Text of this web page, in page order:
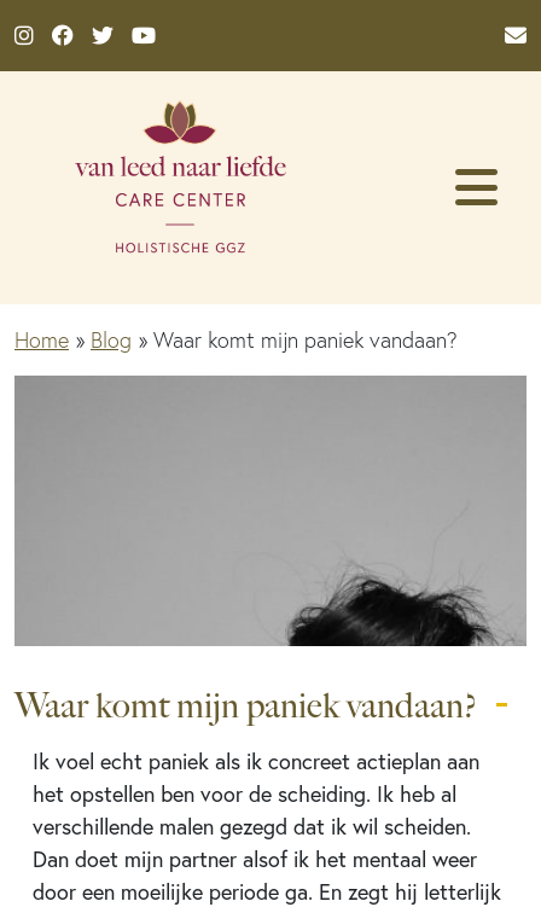
Home » Blog » Waar komt mijn paniek vandaan?
Waar komt mijn paniek vandaan?
Ik voel echt paniek als ik concreet actieplan aan
het opstellen ben voor de scheiding. Ik heb al
verschillende malen gezegd dat ik wil scheiden.
Dan doet mijn partner alsof ik het mentaal weer
door een moeilijke periode ga. En zegt hij letterlijk